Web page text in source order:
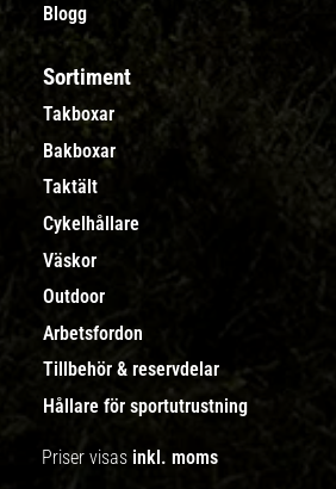
Blogg
Sortiment
Takboxar
Bakboxar
Taktält
Cykelhållare
Väskor
Outdoor
Arbetsfordon
Tillbehör & reservdelar
Hållare för sportutrustning
Priser visas inkl. moms